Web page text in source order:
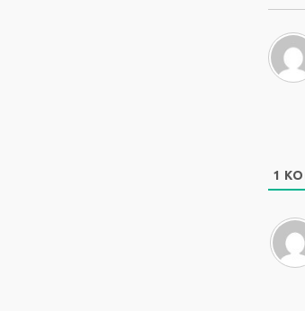
1